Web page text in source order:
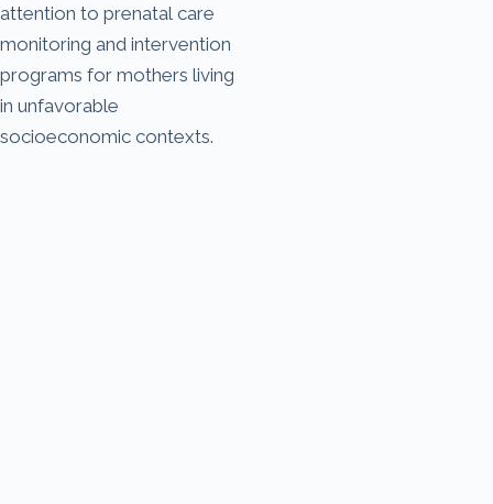
attention to prenatal care
monitoring and intervention
programs for mothers living
in unfavorable
socioeconomic contexts.